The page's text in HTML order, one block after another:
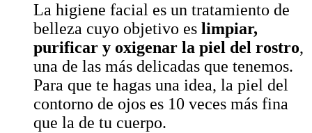
La higiene facial es un tratamiento de
belleza cuyo objetivo es limpiar,
purificar y oxigenar la piel del rostro,
una de las más delicadas que tenemos.
Para que te hagas una idea, la piel del
contorno de ojos es 10 veces más fina
que la de tu cuerpo.